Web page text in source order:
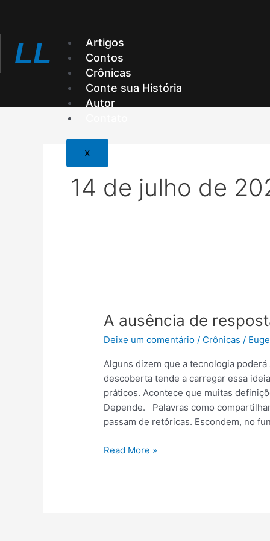
o
conteúdo
LL
Artigos
Contos
Crônicas
Conte sua História
Autor
X
14 de julho de
A ausência de
Deixe um comentário / Crônicas /
Alguns dizem que a tecnologia
descoberta tende a carregar essa
práticos. Acontece que muitas
Depende. Palavras como
passam de retóricas. Escondem, no
de
no
WhatsApp
Read More »